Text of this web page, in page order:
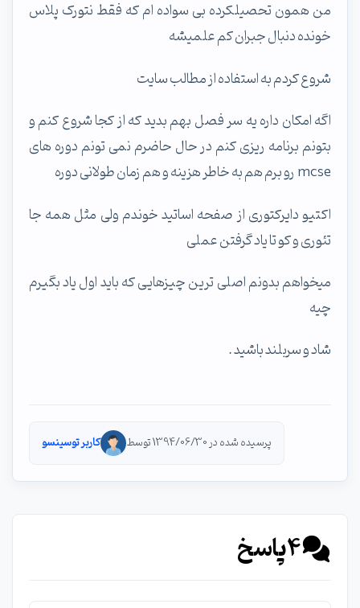
من همون تحصیلکرده بی سواده ام که فقط نتورک پلاس
خونده دنبال جبران کم علمیشه
شروع کردم به استفاده از مطالب سایت
اگه امکان داره یه سر فصل بهم بدید که از کجا شروع کنم و
بتونم برنامه ریزی کنم در حال حاضرم نمی تونم دوره های
mcse رو برم هم به خاطر هزینه و هم زمان طولانی دوره
اکتیو دایرکتوری از صفحه اساتید خوندم ولی مثل همه جا
تئوری و کو تا یاد گرفتن عملی
میخواهم بدونم اصلی ترین چیزهایی که باید اول یاد بگیرم
چیه
شاد و سربلند باشید .
پرسیده شده در 1394/06/30 توسط کاربر توسینسو
4پاسخ